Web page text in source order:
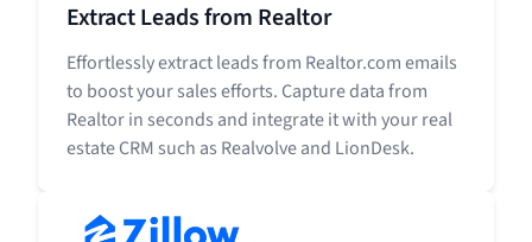
Extract Leads from Realtor
Effortlessly extract leads from Realtor.com emails
to boost your sales efforts. Capture data from
Realtor in seconds and integrate it with your real
estate CRM such as Realvolve and LionDesk.